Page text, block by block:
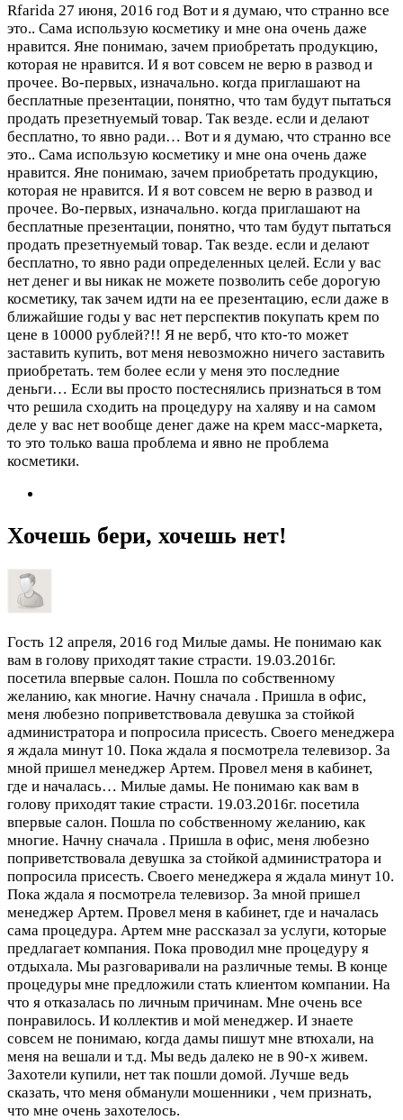
Rfarida 27 июня, 2016 год Вот и я думаю, что странно все
это.. Сама использую косметику и мне она очень даже
нравится. Яне понимаю, зачем приобретать продукцию,
которая не нравится. И я вот совсем не верю в развод и
прочее. Во-первых, изначально. когда приглашают на
бесплатные презентации, понятно, что там будут пытаться
продать презетнуемый товар. Так везде. если и делают
бесплатно, то явно ради… Вот и я думаю, что странно все
это.. Сама использую косметику и мне она очень даже
нравится. Яне понимаю, зачем приобретать продукцию,
которая не нравится. И я вот совсем не верю в развод и
прочее. Во-первых, изначально. когда приглашают на
бесплатные презентации, понятно, что там будут пытаться
продать презетнуемый товар. Так везде. если и делают
бесплатно, то явно ради определенных целей. Если у вас
нет денег и вы никак не можете позволить себе дорогую
косметику, так зачем идти на ее презентацию, если даже в
ближайшие годы у вас нет перспектив покупать крем по
цене в 10000 рублей?!! Я не верб, что кто-то может
заставить купить, вот меня невозможно ничего заставить
приобретать. тем более если у меня это последние
деньги… Если вы просто постеснялись признаться в том
что решила сходить на процедуру на халяву и на самом
деле у вас нет вообще денег даже на крем масс-маркета,
то это только ваша проблема и явно не проблема
косметики.
Хочешь бери, хочешь нет!
Гость 12 апреля, 2016 год Милые дамы. Не понимаю как
вам в голову приходят такие страсти. 19.03.2016г.
посетила впервые салон. Пошла по собственному
желанию, как многие. Начну сначала . Пришла в офис,
меня любезно поприветствовала девушка за стойкой
администратора и попросила присесть. Своего менеджера
я ждала минут 10. Пока ждала я посмотрела телевизор. За
мной пришел менеджер Артем. Провел меня в кабинет,
где и началась… Милые дамы. Не понимаю как вам в
голову приходят такие страсти. 19.03.2016г. посетила
впервые салон. Пошла по собственному желанию, как
многие. Начну сначала . Пришла в офис, меня любезно
поприветствовала девушка за стойкой администратора и
попросила присесть. Своего менеджера я ждала минут 10.
Пока ждала я посмотрела телевизор. За мной пришел
менеджер Артем. Провел меня в кабинет, где и началась
сама процедура. Артем мне рассказал за услуги, которые
предлагает компания. Пока проводил мне процедуру я
отдыхала. Мы разговаривали на различные темы. В конце
процедуры мне предложили стать клиентом компании. На
что я отказалась по личным причинам. Мне очень все
понравилось. И коллектив и мой менеджер. И знаете
совсем не понимаю, когда дамы пишут мне втюхали, на
меня на вешали и т.д. Мы ведь далеко не в 90-х живем.
Захотели купили, нет так пошли домой. Лучше ведь
сказать, что меня обманули мошенники , чем признать,
что мне очень захотелось.